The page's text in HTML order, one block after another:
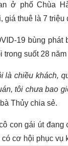
ở phố Chùa
giá thuê là 7 triệu
19 bùng
trong suốt 28 năm
là chiều khách,
tôi chưa bao
bà Thủy chia sẻ.
con gái út đang
cơ hội phục vụ